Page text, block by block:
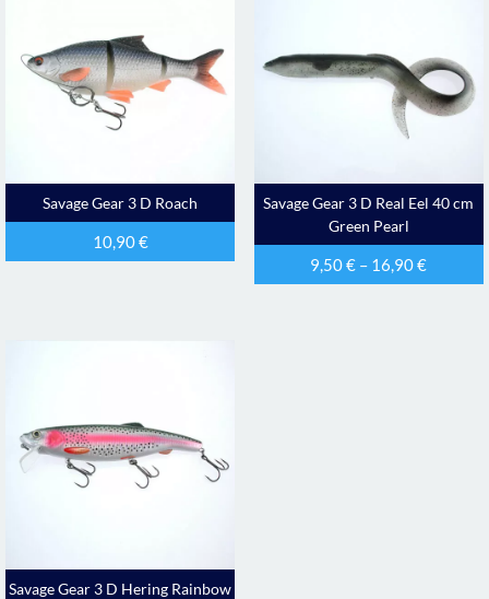
Savage Gear 3 D Roach
10,90€
Savage Gear 3 D Real Eel 40 cm
Green Pearl
9,50€ – 16,90€
Savage Gear 3 D Hering Rainbow